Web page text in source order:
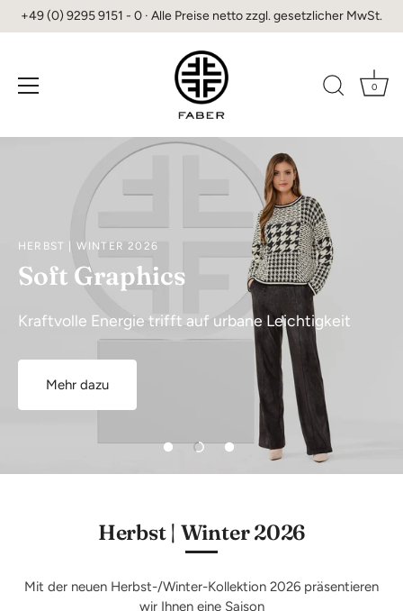
+49 (0) 9295 9151 - 0 · Alle Preise netto zzgl. gesetzlicher MwSt.
0
HERBST | WINTER 2026
Soft Graphics
Kraftvolle Energie trifft auf urbane Leichtigkeit
Mehr dazu
Herbst | Winter 2026
Mit der neuen Herbst-/Winter-Kollektion 2026 präsentieren
wir Ihnen eine Saison